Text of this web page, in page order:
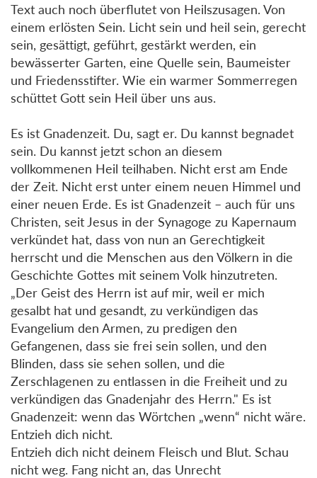
Text auch noch überflutet von Heilszusagen. Von
einem erlösten Sein. Licht sein und heil sein, gerecht
sein, gesättigt, geführt, gestärkt werden, ein
bewässerter Garten, eine Quelle sein, Baumeister
und Friedensstifter. Wie ein warmer Sommerregen
schüttet Gott sein Heil über uns aus.
Es ist Gnadenzeit. Du, sagt er. Du kannst begnadet
sein. Du kannst jetzt schon an diesem
vollkommenen Heil teilhaben. Nicht erst am Ende
der Zeit. Nicht erst unter einem neuen Himmel und
einer neuen Erde. Es ist Gnadenzeit – auch für uns
Christen, seit Jesus in der Synagoge zu Kapernaum
verkündet hat, dass von nun an Gerechtigkeit
herrscht und die Menschen aus den Völkern in die
Geschichte Gottes mit seinem Volk hinzutreten.
„Der Geist des Herrn ist auf mir, weil er mich
gesalbt hat und gesandt, zu verkündigen das
Evangelium den Armen, zu predigen den
Gefangenen, dass sie frei sein sollen, und den
Blinden, dass sie sehen sollen, und die
Zerschlagenen zu entlassen in die Freiheit und zu
verkündigen das Gnadenjahr des Herrn." Es ist
Gnadenzeit: wenn das Wörtchen „wenn“ nicht wäre.
Entzieh dich nicht.
Entzieh dich nicht deinem Fleisch und Blut. Schau
nicht weg. Fang nicht an, das Unrecht